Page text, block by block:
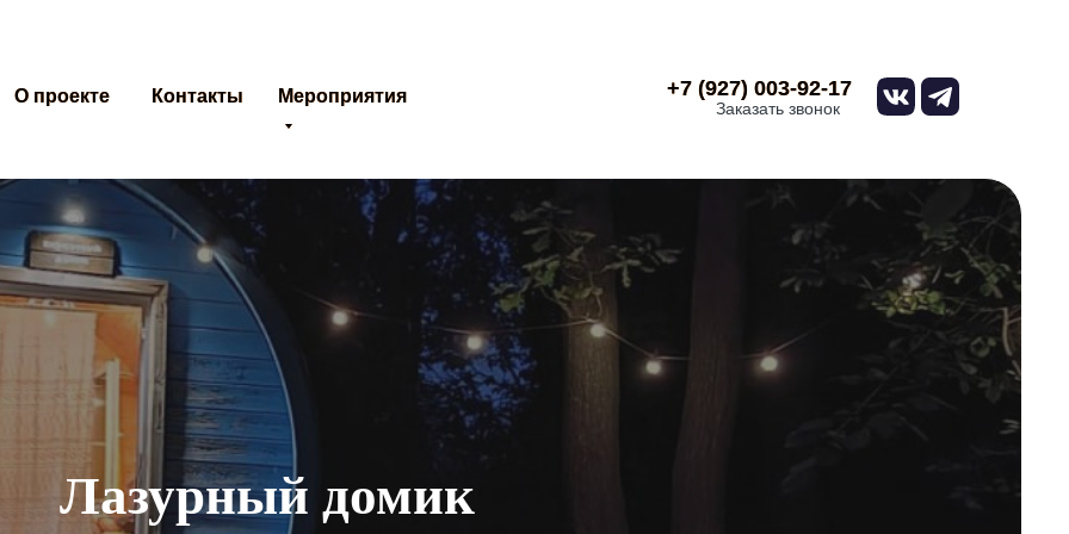
О проекте
О проекте Контакты
Контакты Мероприятия +7 (927) 003-92-17
Мероприятия +7 (927) 003-92-17
Заказать звонок
Лазурный домик